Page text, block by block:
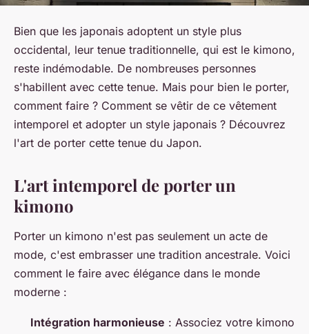
Bien que les japonais adoptent un style plus
occidental, leur tenue traditionnelle, qui est le kimono,
reste indémodable. De nombreuses personnes
s'habillent avec cette tenue. Mais pour bien le porter,
comment faire ? Comment se vêtir de ce vêtement
intemporel et adopter un style japonais ? Découvrez
l'art de porter cette tenue du Japon.
L'art intemporel de porter un
kimono
Porter un kimono n'est pas seulement un acte de
mode, c'est embrasser une tradition ancestrale. Voici
comment le faire avec élégance dans le monde
moderne :
Intégration harmonieuse : Associez votre kimono